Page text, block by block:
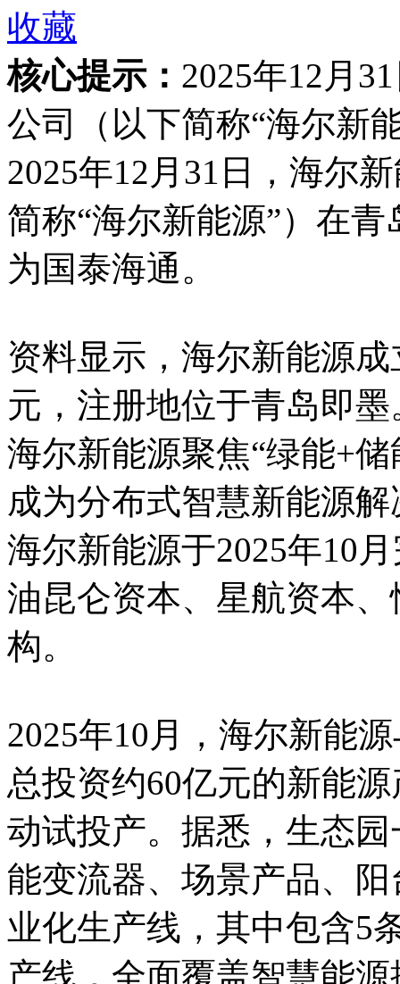
收藏
核心提示： 2025年12月
公司（以下简称“海尔新
2025年12月31日，海尔
简称“海尔新能源”）在
为国泰海通。
资料显示，海尔新能源
元，注册地位于青岛即
海尔新能源聚焦“绿能+
成为分布式智慧新能源
海尔新能源于2025年10
油昆仑资本、星航资本
构。
2025年10月，海尔新能
总投资约60亿元的新能
动试投产。据悉，生态
能变流器、场景产品、
业化生产线，其中包含5
产线，全面覆盖智慧能